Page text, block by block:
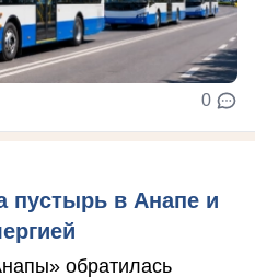
0
пустырь в Анапе и
обратилась